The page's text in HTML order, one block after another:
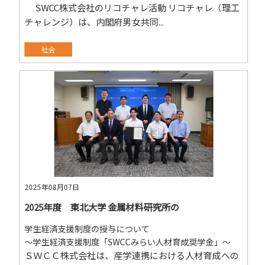
SWCC株式会社のリコチャレ活動 リコチャレ（理工
チャレンジ）は、内閣府男女共同...
社会
2025年08月07日
2025年度 東北大学 金属材料研究所の
学生経済支援制度の授与について
～学生経済支援制度「SWCCみらい人材育成奨学金」～
ＳＷＣＣ株式会社は、産学連携における人材育成への